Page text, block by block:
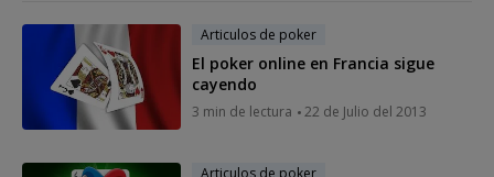
Articulos de poker
El poker online en Francia sigue
cayendo
3 min de lectura 22 de Julio del 2013
Articulos de poker